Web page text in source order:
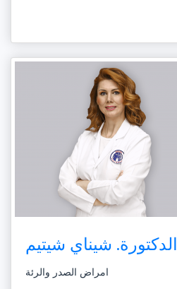
الدكتورة. شيناي شيتيم
امراض الصدر والرئة